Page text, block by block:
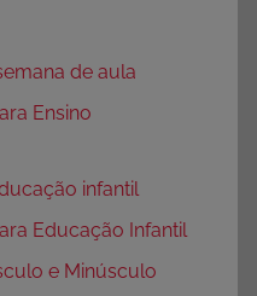
de aula
Ensino
infantil
Educação Infantil
e Minúsculo